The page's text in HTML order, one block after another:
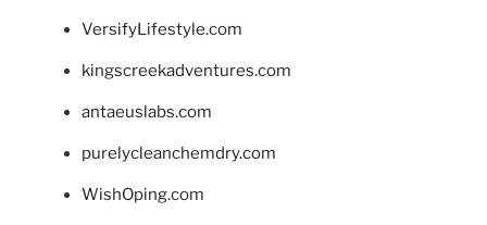
VersifyLifestyle.com
kingscreekadventures.com
antaeuslabs.com
purelycleanchemdry.com
WishOping.com